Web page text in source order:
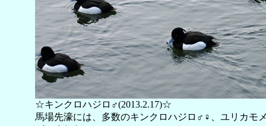
☆キンクロハジロ♂(2013.2.17)☆
馬場先濠には、多数のキンクロハジロ♂♀、ユリカモ